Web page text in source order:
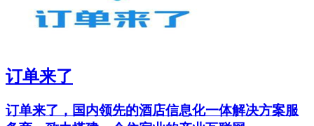
订单来了
订单来了，国内领先的酒店信息化一体解决方案服